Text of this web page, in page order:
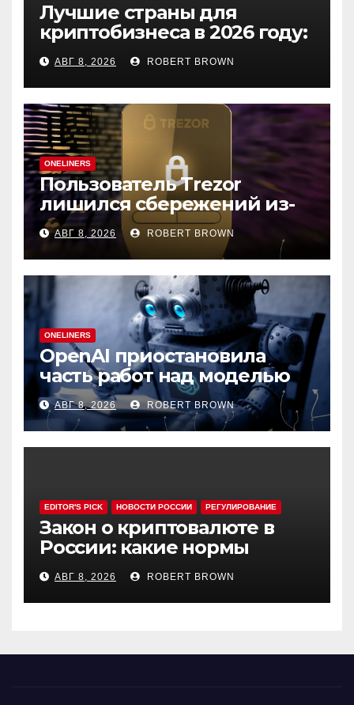
Лучшие страны для
криптобизнеса в 2026 году:
выбор экспертов
АВГ 8, 2026 ROBERT BROWN
ONELINERS
Пользователь Trezor
лишился сбережений из-
за фишинга в выдаче
Google
АВГ 8, 2026 ROBERT BROWN
ONELINERS
OpenAI приостановила
часть работ над моделью
Astra
АВГ 8, 2026 ROBERT BROWN
EDITOR'S PICK НОВОСТИ РОССИИ РЕГУЛИРОВАНИЕ
Закон о криптовалюте в
России: какие нормы
эксперты считают
спорными
АВГ 8, 2026 ROBERT BROWN